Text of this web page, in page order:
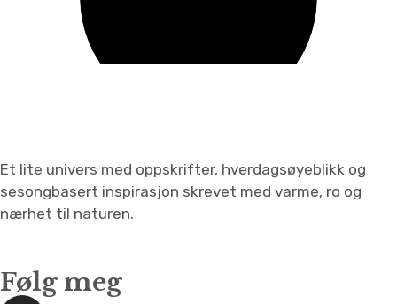
Et lite univers med oppskrifter, hverdagsøyeblikk og
sesongbasert inspirasjon skrevet med varme, ro og
nærhet til naturen.
Følg meg